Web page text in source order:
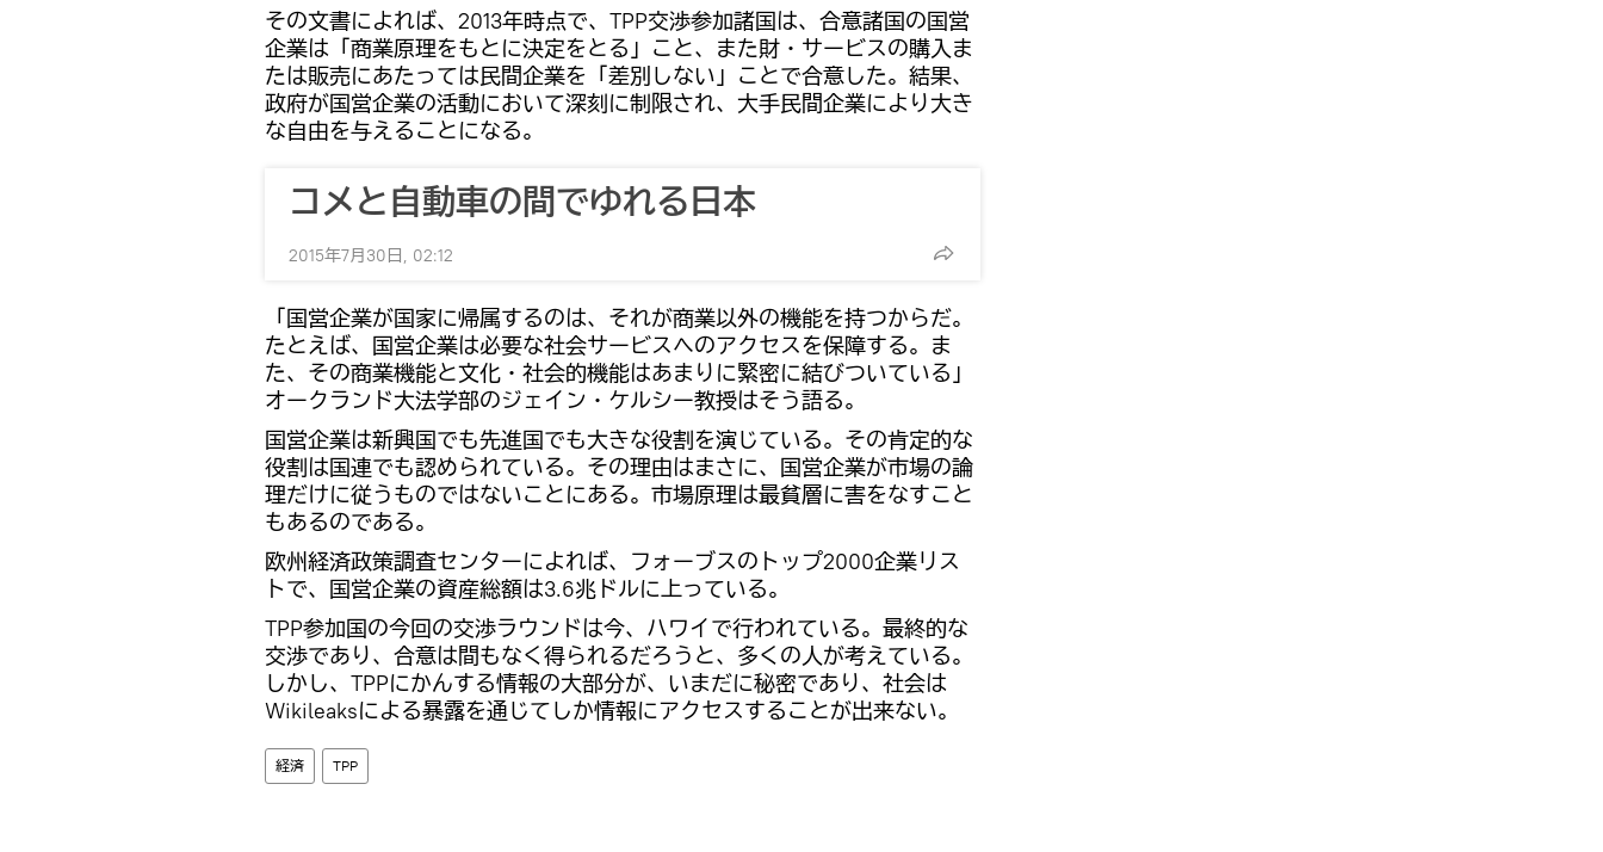
その文書によれば、2013年時点で、TPP交渉参加諸国は、合意諸国の国営
企業は「商業原理をもとに決定をとる」こと、また財・サービスの購入ま
たは販売にあたっては民間企業を「差別しない」ことで合意した。結果、
政府が国営企業の活動において深刻に制限され、大手民間企業により大き
な自由を与えることになる。
コメと自動車の間でゆれる日本
2015年7月30日, 02:12
「国営企業が国家に帰属するのは、それが商業以外の機能を持つからだ。
たとえば、国営企業は必要な社会サービスへのアクセスを保障する。ま
た、その商業機能と文化・社会的機能はあまりに緊密に結びついている」
オークランド大法学部のジェイン・ケルシー教授はそう語る。
国営企業は新興国でも先進国でも大きな役割を演じている。その肯定的な
役割は国連でも認められている。その理由はまさに、国営企業が市場の論
理だけに従うものではないことにある。市場原理は最貧層に害をなすこと
もあるのである。
欧州経済政策調査センターによれば、フォーブスのトップ2000企業リス
トで、国営企業の資産総額は3.6兆ドルに上っている。
TPP参加国の今回の交渉ラウンドは今、ハワイで行われている。最終的な
交渉であり、合意は間もなく得られるだろうと、多くの人が考えている。
しかし、TPPにかんする情報の大部分が、いまだに秘密であり、社会は
Wikileaksによる暴露を通じてしか情報にアクセスすることが出来ない。
経済 TPP